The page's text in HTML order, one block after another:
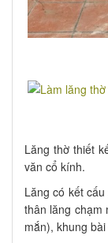
Lăng thờ thiết
văn cổ kính.
Lăng có kết
thân lăng chạm
mắn), khung